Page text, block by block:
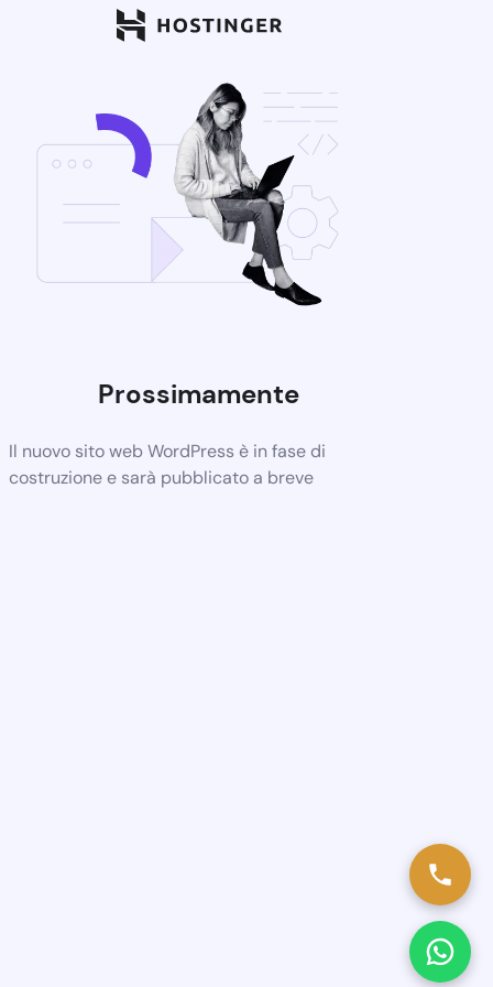
Prossimamente
Il nuovo sito web WordPress è in fase di
costruzione e sarà pubblicato a breve